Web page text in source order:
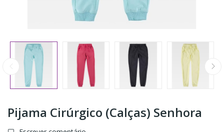
Pijama Cirúrgico (Calças) Senhora